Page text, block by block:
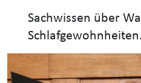
Sachwissen über
Schlafgewohnheiten.